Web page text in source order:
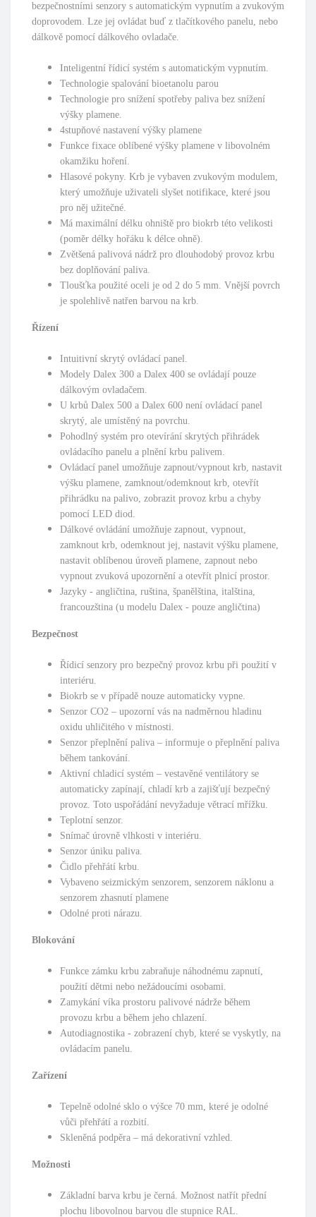
bezpečnostními senzory s automatickým vypnutím a zvukovým
doprovodem. Lze jej ovládat buď z tlačítkového panelu, nebo
dálkově pomocí dálkového ovladače.
Inteligentní řídicí systém s automatickým vypnutím.
Technologie spalování bioetanolu parou
Technologie pro snížení spotřeby paliva bez snížení
výšky plamene.
4stupňové nastavení výšky plamene
Funkce fixace oblíbené výšky plamene v libovolném
okamžiku hoření.
Hlasové pokyny. Krb je vybaven zvukovým modulem,
který umožňuje uživateli slyšet notifikace, které jsou
pro něj užitečné.
Má maximální délku ohniště pro biokrb této velikosti
(poměr délky hořáku k délce ohně).
Zvětšená palivová nádrž pro dlouhodobý provoz krbu
bez doplňování paliva.
Tloušťka použité oceli je od 2 do 5 mm. Vnější povrch
je spolehlivě natřen barvou na krb.
Řízení
Intuitivní skrytý ovládací panel.
Modely Dalex 300 a Dalex 400 se ovládají pouze
dálkovým ovladačem.
U krbů Dalex 500 a Dalex 600 není ovládací panel
skrytý, ale umístěný na povrchu.
Pohodlný systém pro otevírání skrytých přihrádek
ovládacího panelu a plnění krbu palivem.
Ovládací panel umožňuje zapnout/vypnout krb, nastavit
výšku plamene, zamknout/odemknout krb, otevřít
přihrádku na palivo, zobrazit provoz krbu a chyby
pomocí LED diod.
Dálkové ovládání umožňuje zapnout, vypnout,
zamknout krb, odemknout jej, nastavit výšku plamene,
nastavit oblíbenou úroveň plamene, zapnout nebo
vypnout zvuková upozornění a otevřít plnicí prostor.
Jazyky - angličtina, ruština, španělština, italština,
francouzština (u modelu Dalex - pouze angličtina)
Bezpečnost
Řídicí senzory pro bezpečný provoz krbu při použití v
interiéru.
Biokrb se v případě nouze automaticky vypne.
Senzor CO2 – upozorní vás na nadměrnou hladinu
oxidu uhličitého v místnosti.
Senzor přeplnění paliva – informuje o přeplnění paliva
během tankování.
Aktivní chladicí systém – vestavěné ventilátory se
automaticky zapínají, chladí krb a zajišťují bezpečný
provoz. Toto uspořádání nevyžaduje větrací mřížku.
Teplotní senzor.
Snímač úrovně vlhkosti v interiéru.
Senzor úniku paliva.
Čidlo přehřátí krbu.
Vybaveno seizmickým senzorem, senzorem náklonu a
senzorem zhasnutí plamene
Odolné proti nárazu.
Blokování
Funkce zámku krbu zabraňuje náhodnému zapnutí,
použití dětmi nebo nežádoucími osobami.
Zamykání víka prostoru palivové nádrže během
provozu krbu a během jeho chlazení.
Autodiagnostika - zobrazení chyb, které se vyskytly, na
ovládacím panelu.
Zařízení
Tepelně odolné sklo o výšce 70 mm, které je odolné
vůči přehřátí a rozbití.
Skleněná podpěra – má dekorativní vzhled.
Možnosti
Základní barva krbu je černá. Možnost natřít přední
plochu libovolnou barvou dle stupnice RAL.